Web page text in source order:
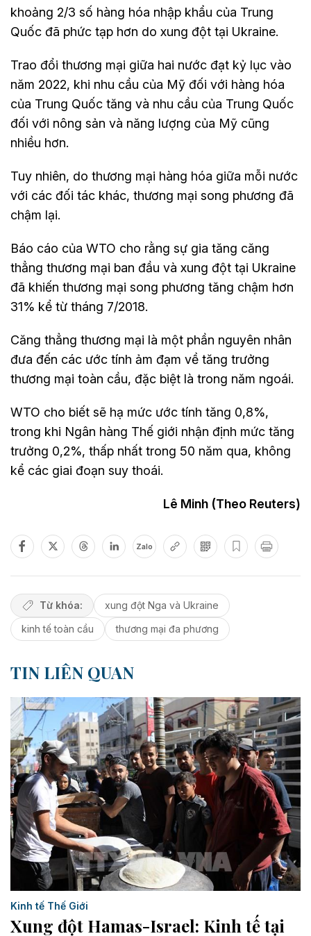
khoảng 2/3 số hàng hóa nhập khẩu của Trung
Quốc đã phức tạp hơn do xung đột tại Ukraine.
Trao đổi thương mại giữa hai nước đạt kỷ lục vào
năm 2022, khi nhu cầu của Mỹ đối với hàng hóa
của Trung Quốc tăng và nhu cầu của Trung Quốc
đối với nông sản và năng lượng của Mỹ cũng
nhiều hơn.
Tuy nhiên, do thương mại hàng hóa giữa mỗi nước
với các đối tác khác, thương mại song phương đã
chậm lại.
Báo cáo của WTO cho rằng sự gia tăng căng
thẳng thương mại ban đầu và xung đột tại Ukraine
đã khiến thương mại song phương tăng chậm hơn
31% kể từ tháng 7/2018.
Căng thẳng thương mại là một phần nguyên nhân
đưa đến các ước tính ảm đạm về tăng trưởng
thương mại toàn cầu, đặc biệt là trong năm ngoái.
WTO cho biết sẽ hạ mức ước tính tăng 0,8%,
trong khi Ngân hàng Thế giới nhận định mức tăng
trưởng 0,2%, thấp nhất trong 50 năm qua, không
kể các giai đoạn suy thoái.
Lê Minh (Theo Reuters)
Zalo
Từ khóa:
xung đột Nga và Ukraine
kinh tế toàn cầu
thương mại đa phương
TIN LIÊN QUAN
Kinh tế Thế Giới
Xung đột Hamas-Israel: Kinh tế tại